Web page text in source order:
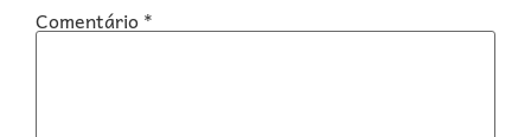
Comentário*